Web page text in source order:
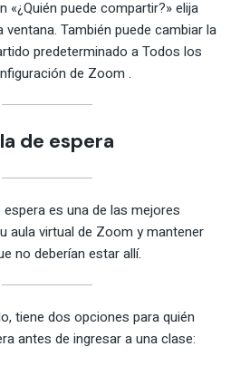
«¿Quién puede compartir?» elija
ventana. También puede cambiar la
predeterminado a Todos los
de Zoom .
de espera
es una de las mejores
aula virtual de Zoom y mantener
no deberían estar allí.
tiene dos opciones para quién
antes de ingresar a una clase: